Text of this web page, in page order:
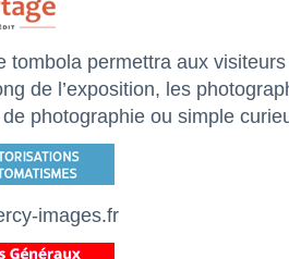
tombola permettra aux
de l’exposition, les
photographie ou simple
images.fr